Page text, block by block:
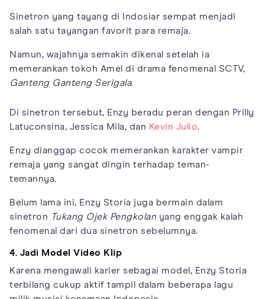
Sinetron yang tayang di Indosiar sempat menjadi
salah satu tayangan favorit para remaja.
Namun, wajahnya semakin dikenal setelah ia
memerankan tokoh Amel di drama fenomenal SCTV,
Ganteng Ganteng Serigala.
Di sinetron tersebut, Enzy beradu peran dengan Prilly
Latuconsina, Jessica Mila, dan Kevin Julio.
Enzy dianggap cocok memerankan karakter vampir
remaja yang sangat dingin terhadap teman-
temannya.
Belum lama ini, Enzy Storia juga bermain dalam
sinetron Tukang Ojek Pengkolan yang enggak kalah
fenomenal dari dua sinetron sebelumnya.
4. Jadi Model Video Klip
Karena mengawali karier sebagai model, Enzy Storia
terbilang cukup aktif tampil dalam beberapa lagu